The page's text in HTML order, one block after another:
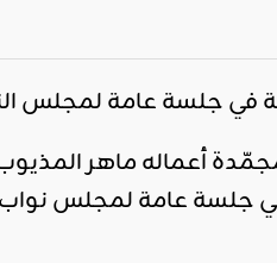
في جلسة عامة لمجلس
نواب الشعب المجمّدة أعماله
في جلسة عامة لمجلس